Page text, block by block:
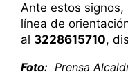
Ante estos
línea de
al 3228615710,
Foto: Prensa